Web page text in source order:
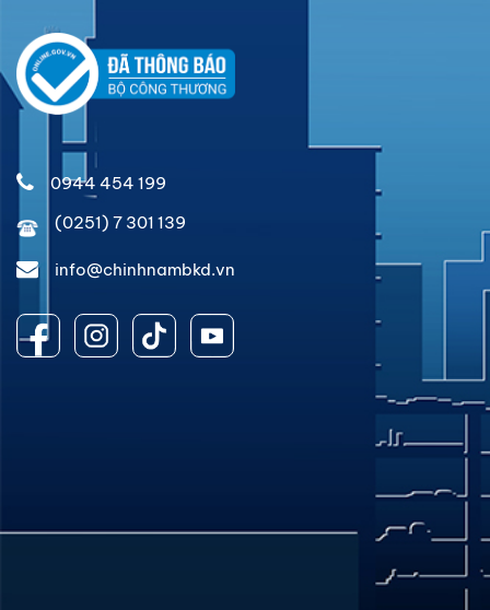
0944 454 199
(0251) 7 301 139
info@chinhnambkd.vn